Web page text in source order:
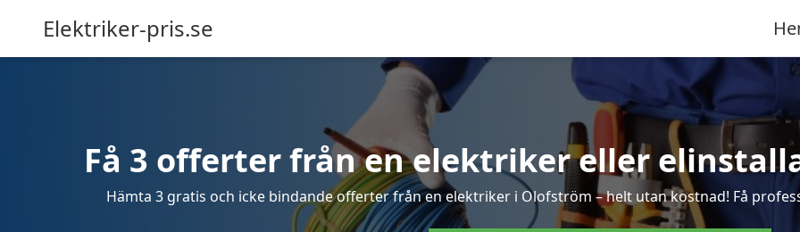
Elektriker-pris.se
Få 3 offerter från en elektriker eller
Hämta 3 gratis och icke bindande offerter från en elektriker i Olofström – helt utan kostnad! Få